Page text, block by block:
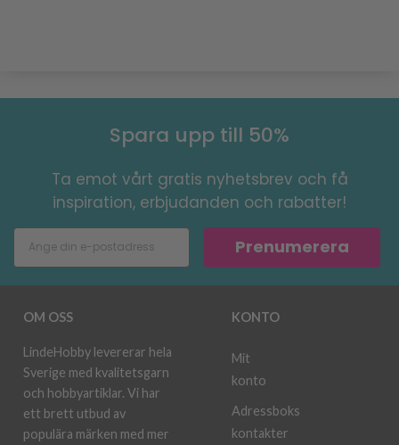
Spara upp till 50%
Ta emot vårt gratis nyhetsbrev och få
inspiration, erbjudanden och rabatter!
Prenumerera
OM OSS
LindeHobby levererar hela
Sverige med kvalitetsgarn
och hobbyartiklar. Vi har
ett brett utbud av
populära märken med mer
KONTO
Mit
konto
Adressboks
kontakter